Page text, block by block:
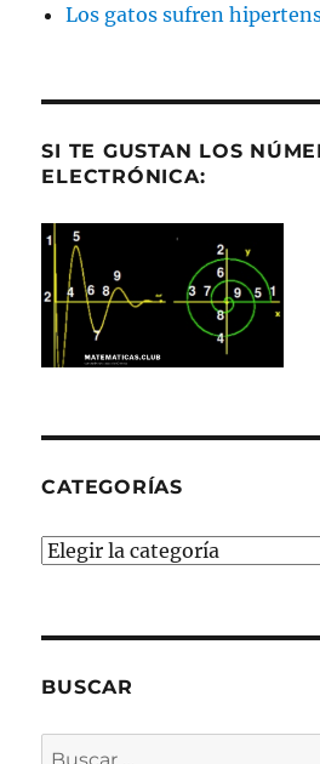
Los gatos sufren
SI TE GUSTAN LOS
ELECTRÓNICA:
CATEGORÍAS
Categorías
BUSCAR
Buscar